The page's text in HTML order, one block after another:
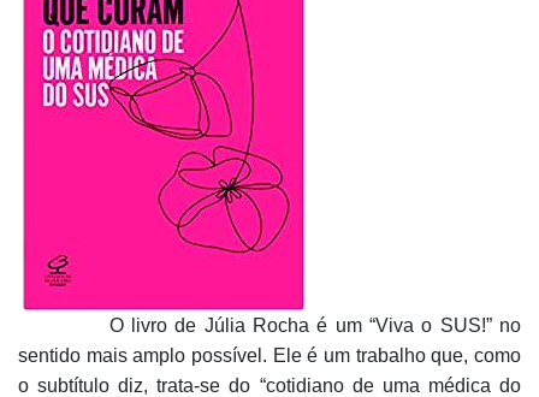
O livro de Júlia Rocha é um “Viva o SUS!” no
sentido mais amplo possível. Ele é um trabalho que, como
o subtítulo diz, trata-se do “cotidiano de uma médica do